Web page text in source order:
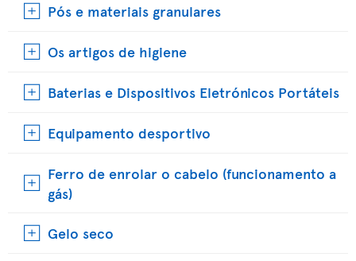
Pós e materiais granulares
Os artigos de higiene
Baterias e Dispositivos Eletrónicos Portáteis
Equipamento desportivo
Ferro de enrolar o cabelo (funcionamento a
gás)
Gelo seco